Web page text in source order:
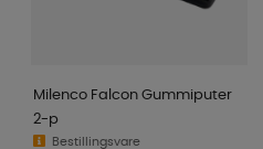
Milenco Falcon Gummiputer
2-p
Bestillingsvare